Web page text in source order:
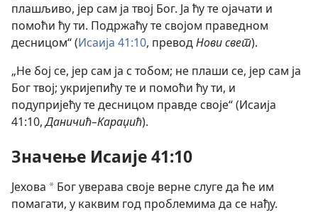
плашљиво, јер сам ја твој Бог. Ја ћу те ојачати и
помоћи ћу ти. Подржаћу те својом праведном
десницом“ (Исаија 41:10, преводНови свет).
„Не бој се, јер сам ја с тобом; не плаши се, јер сам ја
Бог твој; укријепићу те и помоћи ћу ти, и
подупријећу те десницом правде своје“ (Исаија
41:10,Даничић–Караџић).
Значење Исаије 41:10
Јехова a Бог уверава своје верне слуге да ће им
помагати, у каквим год проблемима да се нађу.